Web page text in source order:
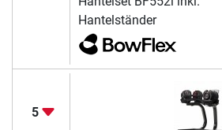
Hantelständer
5